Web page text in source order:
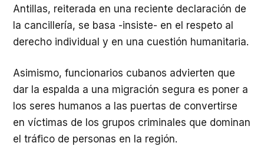
Antillas, reiterada en una reciente declaración de
la cancillería, se basa -insiste- en el respeto al
derecho individual y en una cuestión humanitaria.
Asimismo, funcionarios cubanos advierten que
dar la espalda a una migración segura es poner a
los seres humanos a las puertas de convertirse
en víctimas de los grupos criminales que dominan
el tráfico de personas en la región.